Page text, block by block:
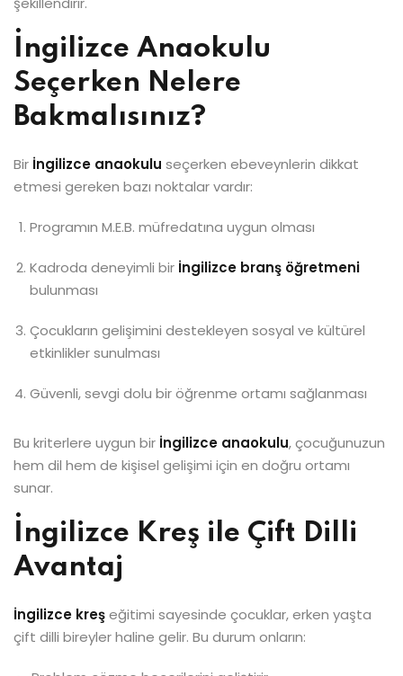
İngilizce Anaokulu
Seçerken Nelere
Bakmalısınız?
Bir İngilizce anaokulu seçerken ebeveynlerin dikkat
etmesi gereken bazı noktalar vardır:
Programın M.E.B. müfredatına uygun olması
Kadroda deneyimli bir İngilizce branş öğretmeni
bulunması
Çocukların gelişimini destekleyen sosyal ve kültürel
etkinlikler sunulması
Güvenli, sevgi dolu bir öğrenme ortamı sağlanması
Bu kriterlere uygun bir İngilizce anaokulu, çocuğunuzun
hem dil hem de kişisel gelişimi için en doğru ortamı
sunar.
İngilizce Kreş ile Çift Dilli
Avantaj
İngilizce kreşeğitimi sayesinde çocuklar, erken yaşta
çift dilli bireyler haline gelir. Bu durum onların: